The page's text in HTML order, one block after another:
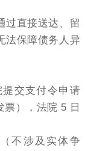
过直接送达、留
法保障债务人异
交支付令申请
），法院 5 日
不涉及实体争